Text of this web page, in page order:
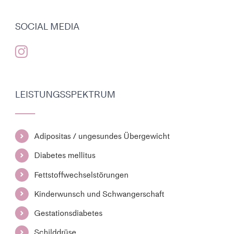
SOCIAL MEDIA
LEISTUNGSSPEKTRUM
Adipositas / ungesundes Übergewicht
Diabetes mellitus
Fettstoffwechselstörungen
Kinderwunsch und Schwangerschaft
Gestationsdiabetes